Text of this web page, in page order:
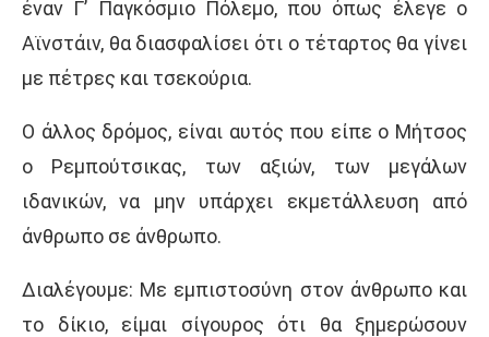
έναν Γ’ Παγκόσμιο Πόλεμο, που όπως έλεγε ο
Αϊνστάιν, θα διασφαλίσει ότι ο τέταρτος θα γίνει
με πέτρες και τσεκούρια.
Ο άλλος δρόμος, είναι αυτός που είπε ο Μήτσος
ο Ρεμπούτσικας, των αξιών, των μεγάλων
ιδανικών, να μην υπάρχει εκμετάλλευση από
άνθρωπο σε άνθρωπο.
Διαλέγουμε: Με εμπιστοσύνη στον άνθρωπο και
το δίκιο, είμαι σίγουρος ότι θα ξημερώσουν